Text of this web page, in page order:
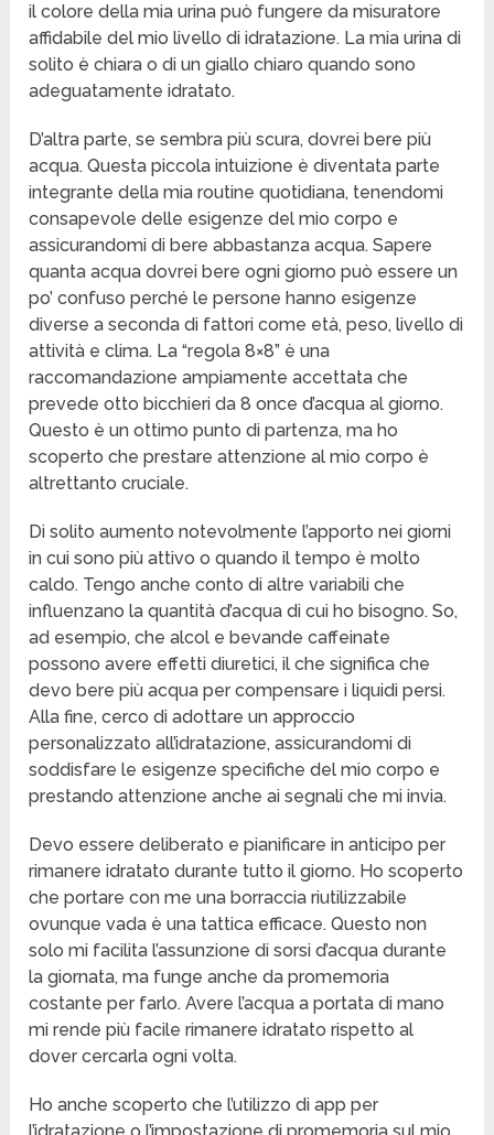
il colore della mia urina può fungere da misuratore
affidabile del mio livello di idratazione. La mia urina di
solito è chiara o di un giallo chiaro quando sono
adeguatamente idratato.
D’altra parte, se sembra più scura, dovrei bere più
acqua. Questa piccola intuizione è diventata parte
integrante della mia routine quotidiana, tenendomi
consapevole delle esigenze del mio corpo e
assicurandomi di bere abbastanza acqua. Sapere
quanta acqua dovrei bere ogni giorno può essere un
po’ confuso perché le persone hanno esigenze
diverse a seconda di fattori come età, peso, livello di
attività e clima. La “regola 8×8” è una
raccomandazione ampiamente accettata che
prevede otto bicchieri da 8 once d’acqua al giorno.
Questo è un ottimo punto di partenza, ma ho
scoperto che prestare attenzione al mio corpo è
altrettanto cruciale.
Di solito aumento notevolmente l’apporto nei giorni
in cui sono più attivo o quando il tempo è molto
caldo. Tengo anche conto di altre variabili che
influenzano la quantità d’acqua di cui ho bisogno. So,
ad esempio, che alcol e bevande caffeinate
possono avere effetti diuretici, il che significa che
devo bere più acqua per compensare i liquidi persi.
Alla fine, cerco di adottare un approccio
personalizzato all’idratazione, assicurandomi di
soddisfare le esigenze specifiche del mio corpo e
prestando attenzione anche ai segnali che mi invia.
Devo essere deliberato e pianificare in anticipo per
rimanere idratato durante tutto il giorno. Ho scoperto
che portare con me una borraccia riutilizzabile
ovunque vada è una tattica efficace. Questo non
solo mi facilita l’assunzione di sorsi d’acqua durante
la giornata, ma funge anche da promemoria
costante per farlo. Avere l’acqua a portata di mano
mi rende più facile rimanere idratato rispetto al
dover cercarla ogni volta.
Ho anche scoperto che l’utilizzo di app per